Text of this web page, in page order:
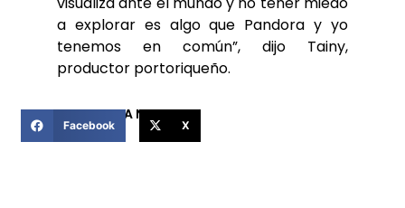
a explorar es algo que Pandora y yo
tenemos en común”, dijo Tainy,
productor portoriqueño.
COMPARTIR ESTA NOTICIA
Facebook X